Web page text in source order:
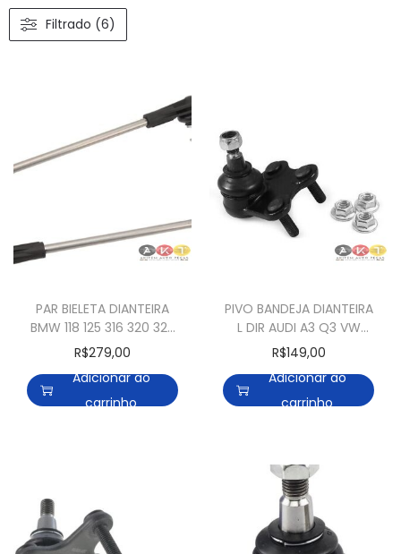
Filtrado (6)
PAR BIELETA DIANTEIRA
BMW 118 125 316 320 328
F20 F30
R$279,00
Adicionar ao
carrinho
PIVO BANDEJA DIANTEIRA
L DIR AUDI A3 Q3 VW
FUSCA GOLF JETTA
TIGUAN
R$149,00
Adicionar ao
carrinho